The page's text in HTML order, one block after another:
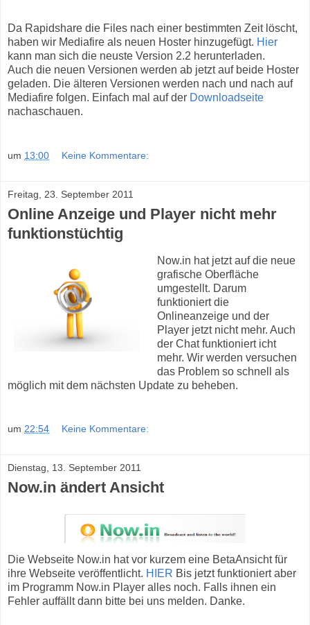
Da Rapidshare die Files nach einer bestimmten Zeit löscht,
haben wir Mediafire als neuen Hoster hinzugefügt. Hier
kann man sich die neuste Version 2.2 herunterladen.
Auch die neuen Versionen werden ab jetzt auf beide Hoster
geladen. Die älteren Versionen werden nach und nach auf
Mediafire folgen. Einfach mal auf der Downloadseite
nachaschauen.
um 13:00 Keine Kommentare:
Freitag, 23. September 2011
Online Anzeige und Player nicht mehr
funktionstüchtig
Now.in hat jetzt auf die neue
grafische Oberfläche
umgestellt. Darum
funktioniert die
Onlineanzeige und der
Player jetzt nicht mehr. Auch
der Chat funktioniert icht
mehr. Wir werden versuchen
das Problem so schnell als
möglich mit dem nächsten Update zu beheben.
um 22:54 Keine Kommentare:
Dienstag, 13. September 2011
Now.in ändert Ansicht
Die Webseite Now.in hat vor kurzem eine BetaAnsicht für
ihre Webseite veröffentlicht. HIER Bis jetzt funktioniert aber
im Programm Now.in Player alles noch. Falls ihnen ein
Fehler auffällt dann bitte bei uns melden. Danke.